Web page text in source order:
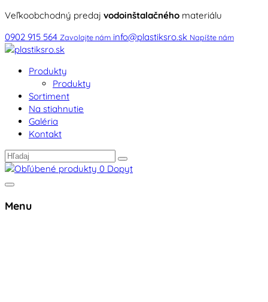
Veľkoobchodný predaj vodoinštalačného materiálu
0902 915 564 Zavolajte nám info@plastiksro.sk Napíšte nám
Produkty
Produkty
Sortiment
Na stiahnutie
Galéria
Kontakt
0 Dopyt
Menu